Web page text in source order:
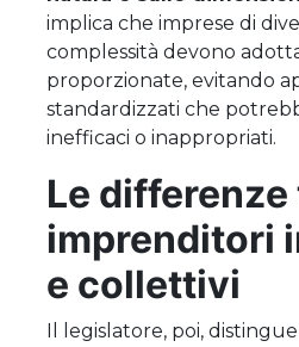
implica che imprese di
complessità devono
proporzionate, evitando
standardizzati che
inefficaci o inappropriati.
Le differenze
imprenditori
e collettivi
Il legislatore, poi,